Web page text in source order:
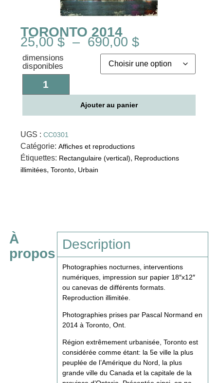
TORONTO 2014
25,00 $ – 690,00 $
dimensions
disponibles
Ajouter au panier
UGS : CC0301
Catégorie: Affiches et reproductions
Étiquettes: Rectangulaire (vertical), Reproductions
illimitées, Toronto, Urbain
À
propos
Description
Photographies nocturnes, interventions
numériques, impression sur papier 18″x12″
ou canevas de différents formats.
Reproduction illimitée.
Photographies prises par Pascal Normand en
2014 à Toronto, Ont.
Région extrêmement urbanisée, Toronto est
considérée comme étant: la 5e ville la plus
peuplée de l’Amérique du Nord, la plus
grande ville du Canada et la capitale de la